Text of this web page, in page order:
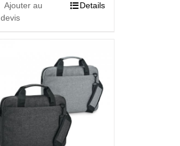
Ajouter au
devis
Details